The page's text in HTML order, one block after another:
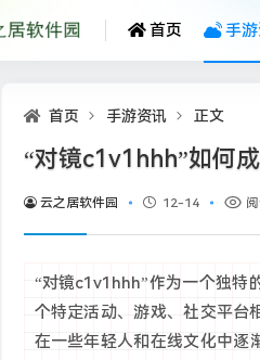
首页 手
首页 手游资讯 正文
“对镜c1v1hhh”如何
云之居软件园 12-14
“对镜c1v1hhh”作为一个独特
个特定活动、游戏、社交平台
在一些年轻人和在线文化中逐